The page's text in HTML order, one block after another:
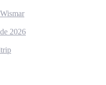
2026